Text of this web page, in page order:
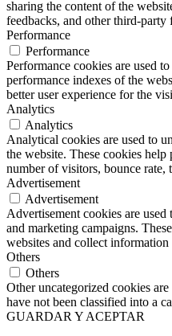
sharing the content of the
feedbacks, and other third-party
Performance
Performance
Performance cookies are used
performance indexes of the
better user experience for the
Analytics
Analytics
Analytical cookies are used to
the website. These cookies
number of visitors, bounce rate,
Advertisement
Advertisement
Advertisement cookies are
and marketing campaigns.
websites and collect
Others
Others
Other uncategorized cookies
have not been classified into a
GUARDAR Y ACEPTAR